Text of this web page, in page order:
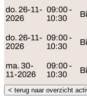
do. 26-11-
2026
09:00 -
10:30
do. 26-11-
2026
09:00 -
10:30
ma. 30-
11-2026
09:00 -
10:30
< terug naar overzicht